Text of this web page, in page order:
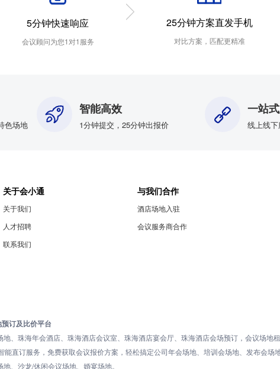
5分钟快速响应
会议顾问为您1对1服务
25分钟方案直发手机
对比方案，匹配更精准
色场地
智能高效
1分钟提交，25分钟出报价
一站
线上线
关于会小通
关于我们
人才招聘
联系我们
与我们合作
酒店场地入驻
会议服务商合作
订及比价平台
、珠海年会酒店、珠海酒店会议室、珠海酒店宴会厅、珠海酒店会场预订，会议场地
直订服务，免费获取会议报价方案，轻松搞定公司年会场地、培训会场地、发布会场
、沙龙/休闲会议场地、婚宴场地。